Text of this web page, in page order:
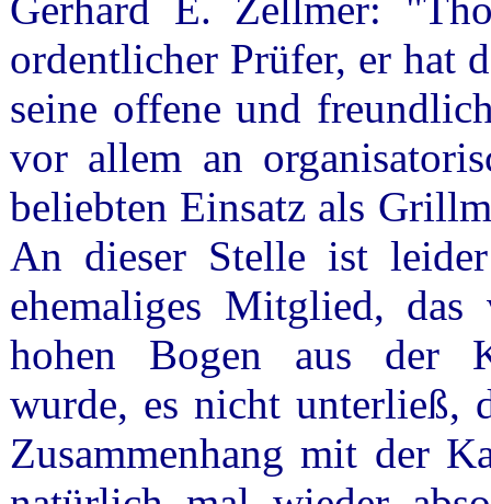
ordentlicher Prüfer, er hat
seine offene und
vor allem an
beliebten Einsatz als
An dieser Stelle ist
ehemaliges Mitglied,
hohen Bogen aus der
wurde, es nicht unterließ,
Zusammenhang mit der